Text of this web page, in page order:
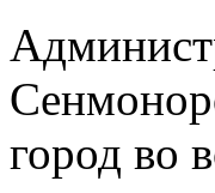
город во